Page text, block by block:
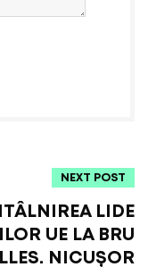
NEXT POST
LIDE
UE LA BRU
NICUȘOR